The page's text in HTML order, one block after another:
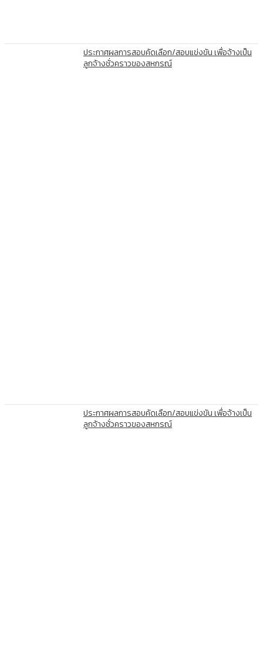
ประกาศผลการสอบคัดเลือก/สอบแข่งขัน เพื่อจ้างเป็น
ลูกจ้างชั่วคราวของสหกรณ์
ประกาศผลการสอบคัดเลือก/สอบแข่งขัน เพื่อจ้างเป็น
ลูกจ้างชั่วคราวของสหกรณ์